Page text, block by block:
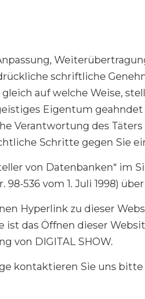
schriftliche
auf welche Weise,
Eigentum
Verantwortung des
Schritte gegen Sie
von Datenbanken“ im
536 vom 1. Juli 1998)
Hyperlink zu dieser
das Öffnen dieser
von DIGITAL SHOW.
kontaktieren Sie uns bitte